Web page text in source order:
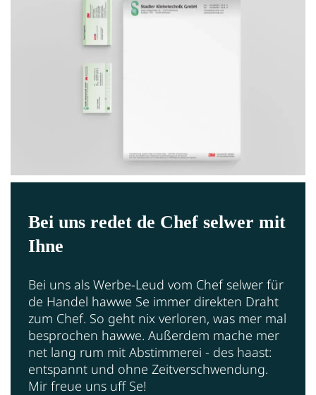
Bei uns redet de Chef selwer mit
Ihne
Bei uns als Werbe-Leud vom Chef selwer für
de Handel hawwe Se immer direkten Draht
zum Chef. So geht nix verloren, was mer mal
besprochen hawwe. Außerdem mache mer
net lang rum mit Abstimmerei - des haast:
entspannt und ohne Zeitverschwendung.
Mir freue uns uff Se!